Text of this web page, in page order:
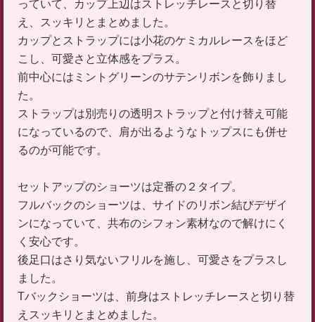
っていて、カップ上辺はストレッチレースと切り替
え、スッキリとまとめました。
カップとストラップには小花のケミカルレースをほど
こし、可愛さと立体感をプラス。
前中心にはミントグリーンのサテンリボンを飾りまし
た。
ストラップは別売りの透明ストラップと付け替え可能
になっているので、肩が出るようなトップスにも併せ
るのが可能です。
セットアップのショーツは定番の２タイプ。
フルバックのショーツは、サイドのリボン結びデザイ
ンになっていて、共布のシフォン素材なので解けにく
く安心です。
後足口はさり気ないフリルを施し、可愛さをプラスし
ました。
Tバックショーツは、前身はストレッチレースと切り替
えスッキリとまとめました。